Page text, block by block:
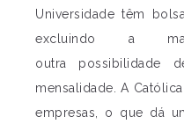
Universidade têm
excluindo a
outra possibilidade
mensalidade. A
empresas, o que dá